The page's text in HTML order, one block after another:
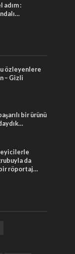
adım :
özleyenlere
– Gizli
bir ürünü
da
bir röportaj…